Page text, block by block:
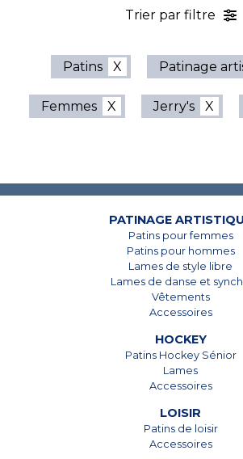
7825, Boul.
Brossard, Qc
J4Y 1A4
450 678-5442
Trier par filtre
Patins Patinage
Femmes Jerry's
PATINAGE
Patins pour femmes
Patins pour hommes
Lames de style libre
Lames de danse et
Vêtements
Accessoires
HOCKEY
Patins Hockey Sénior
Lames
Accessoires
LOISIR
Patins de loisir
Accessoires
7825, Boul.
Brossard, Qc
J4Y 1A4
450 678-5442